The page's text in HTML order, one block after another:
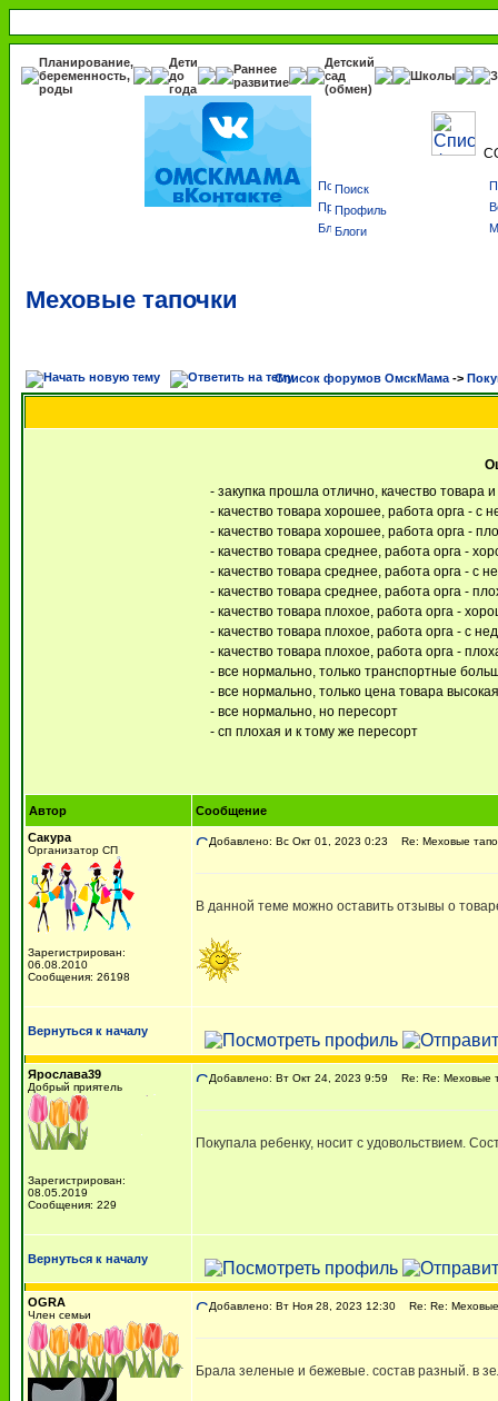
Планирование,
беременность,
роды
Дети
до
года
Раннее
развитие
Детский
сад
(обмен)
Школы
Поиск
Профиль
Блоги
Меховые тапочки
Список форумов ОмскМама ->
- закупка прошла отлично, качество товара
- качество товара хорошее, работа орга - с
- качество товара хорошее, работа орга -
- качество товара среднее, работа орга -
- качество товара среднее, работа орга - с
- качество товара среднее, работа орга -
- качество товара плохое, работа орга -
- качество товара плохое, работа орга - с
- качество товара плохое, работа орга -
- все нормально, только транспортные
- все нормально, только цена товара
- все нормально, но пересорт
- сп плохая и к тому же пересорт
Автор
Сообщение
Сакура
Организатор СП
Зарегистрирован:
06.08.2010
Сообщения: 26198
Добавлено: Вс Окт 01, 2023 0:23 Re: Меховые
В данной теме можно оставить отзывы о
Вернуться к началу
Ярослава39
Добрый приятель
Зарегистрирован:
08.05.2019
Сообщения: 229
Добавлено: Вт Окт 24, 2023 9:59 Re: Re: Меховые
Покупала ребенку, носит с удовольствием.
Вернуться к началу
OGRA
Член семьи
Добавлено: Вт Ноя 28, 2023 12:30 Re: Re: Меховые
Брала зеленые и бежевые. состав разный. в